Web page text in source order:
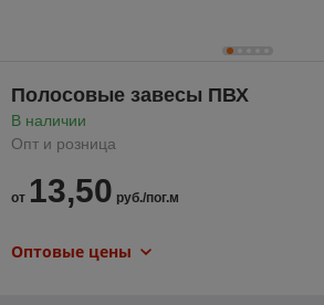
Полосовые завесы ПВХ
В наличии
Опт и розница
от 13,50 руб./пог.м
Оптовые цены